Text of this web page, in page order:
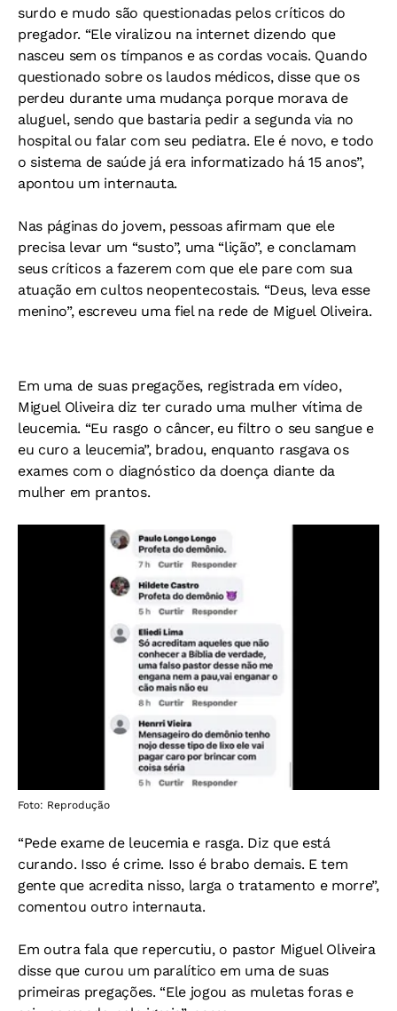
surdo e mudo são questionadas pelos críticos do
pregador. “Ele viralizou na internet dizendo que
nasceu sem os tímpanos e as cordas vocais. Quando
questionado sobre os laudos médicos, disse que os
perdeu durante uma mudança porque morava de
aluguel, sendo que bastaria pedir a segunda via no
hospital ou falar com seu pediatra. Ele é novo, e todo
o sistema de saúde já era informatizado há 15 anos”,
apontou um internauta.
Nas páginas do jovem, pessoas afirmam que ele
precisa levar um “susto”, uma “lição”, e conclamam
seus críticos a fazerem com que ele pare com sua
atuação em cultos neopentecostais. “Deus, leva esse
menino”, escreveu uma fiel na rede de Miguel Oliveira.
Em uma de suas pregações, registrada em vídeo,
Miguel Oliveira diz ter curado uma mulher vítima de
leucemia. “Eu rasgo o câncer, eu filtro o seu sangue e
eu curo a leucemia”, bradou, enquanto rasgava os
exames com o diagnóstico da doença diante da
mulher em prantos.
Foto: Reprodução
“Pede exame de leucemia e rasga. Diz que está
curando. Isso é crime. Isso é brabo demais. E tem
gente que acredita nisso, larga o tratamento e morre”,
comentou outro internauta.
Em outra fala que repercutiu, o pastor Miguel Oliveira
disse que curou um paralítico em uma de suas
primeiras pregações. “Ele jogou as muletas foras e